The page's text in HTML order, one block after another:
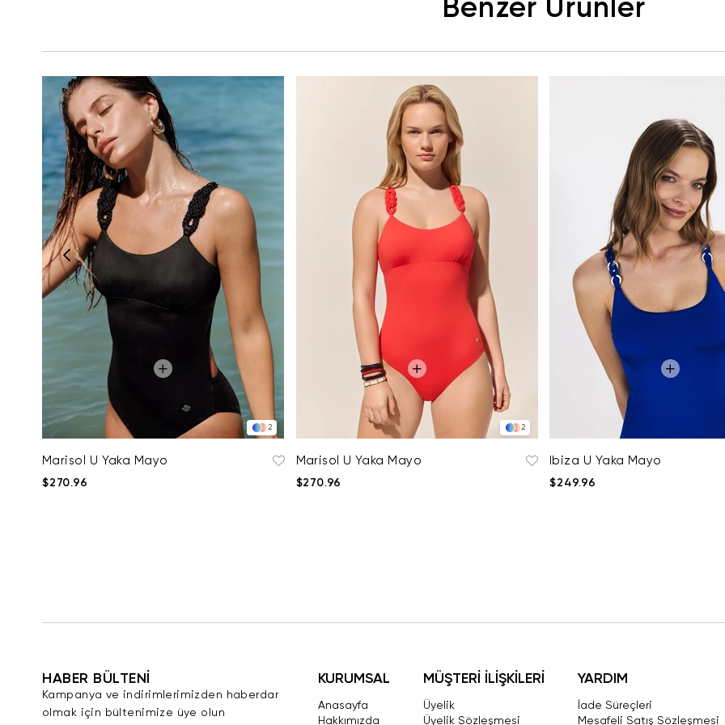
Benzer Ürünler
2
Marisol U Yaka Mayo
$270.96
2
Marisol U Yaka Mayo
$270.96
Ibiza U Yaka Mayo
$249.96
HABER BÜLTENİ
Kampanya ve indirimlerimizden haberdar
olmak için bültenimize üye olun
KURUMSAL
Anasayfa
Hakkımızda
MÜŞTERİ İLİŞKİLERİ
Üyelik
Üyelik Sözleşmesi
YARDIM
İade Süreçleri
Mesafeli Satış Sözleşmesi